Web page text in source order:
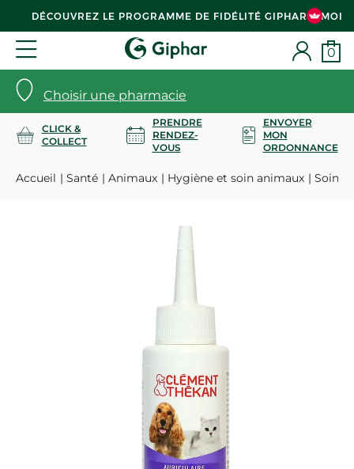
DÉCOUVREZ LE PROGRAMME DE FIDÉLITÉ GIPHAR & MOI
Choisir une pharmacie
0
CLICK &
COLLECT
PRENDRE
RENDEZ-
VOUS
ENVOYER
MON
ORDONNANCE
Accueil Santé Animaux Hygiène et soin animaux Soin